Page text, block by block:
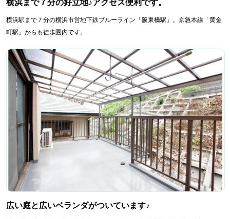
横浜まで７分の好立地♪アクセス便利です。
横浜駅まで７分の横浜市営地下鉄ブルーライン「阪東橋駅」。京急本線「黄金
町駅」からも徒歩圏内です。
広い庭と広いベランダがついています♪